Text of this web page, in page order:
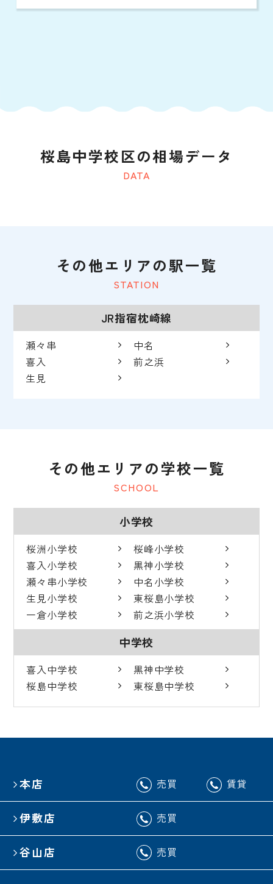
DATA
桜島中学校区の相場データ
STATION
その他エリアの駅一覧
JR指宿枕崎線
瀬々串
中名
喜入
前之浜
生見
SCHOOL
その他エリアの学校一覧
小学校
桜洲小学校
桜峰小学校
喜入小学校
黒神小学校
瀬々串小学校
中名小学校
生見小学校
東桜島小学校
一倉小学校
前之浜小学校
中学校
喜入中学校
黒神中学校
桜島中学校
東桜島中学校
本店 売買 賃貸
伊敷店 売買
谷山店 売買